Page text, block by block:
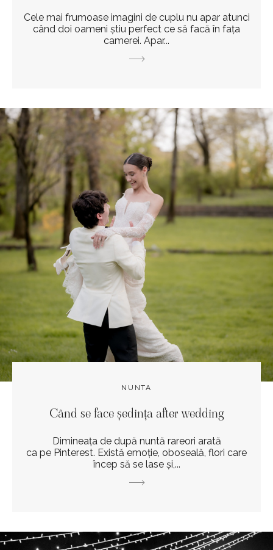
Cele mai frumoase imagini de cuplu nu apar atunci
când doi oameni știu perfect ce să facă în fața
camerei. Apar...
NUNTA
Când se face ședința after wedding
Dimineața de după nuntă rareori arată
ca pe Pinterest. Există emoție, oboseală, flori care
încep să se lase și,...